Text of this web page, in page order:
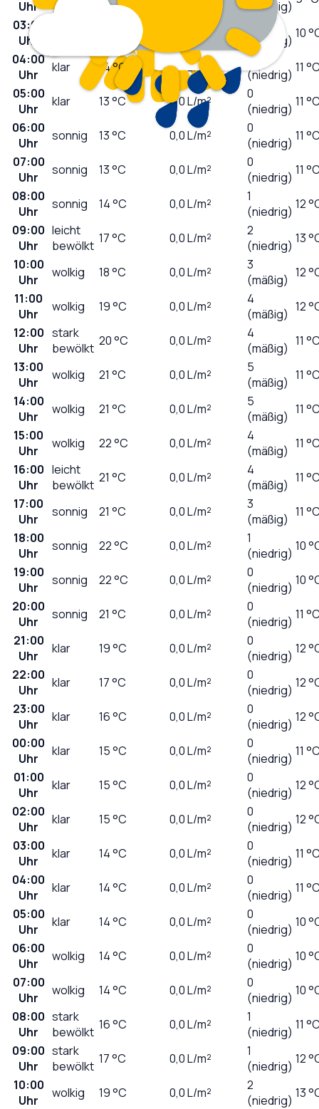
Uhr (niedrig)
03:00
Uhr
L/m²
(niedrig) 10
04:00
Uhr
klar 14°C 0,0L/m²
0
(niedrig) 11
05:00
Uhr
klar 13°C 0,0L/m²
0
(niedrig) 11
06:00
Uhr
sonnig 13°C 0,0L/m²
0
(niedrig) 11
07:00
Uhr
sonnig 13°C 0,0L/m²
0
(niedrig) 11
08:00
Uhr
sonnig 14°C 0,0L/m²
1
(niedrig) 12
09:00
Uhr
leicht
bewölkt 17°C 0,0L/m²
2
(niedrig) 13
10:00
Uhr
wolkig 18°C 0,0L/m²
3
(mäßig) 12
11:00
Uhr
wolkig 19°C 0,0L/m²
4
(mäßig) 12
12:00
Uhr
stark
bewölkt 20°C 0,0L/m²
4
(mäßig) 11
13:00
Uhr
wolkig 21 °C 0,0L/m²
5
(mäßig) 11
14:00
Uhr
wolkig 21 °C 0,0L/m²
5
(mäßig) 11
15:00
Uhr
wolkig 22°C 0,0L/m²
4
(mäßig) 11
16:00
Uhr
leicht
bewölkt 21 °C 0,0L/m²
4
(mäßig) 11
17:00
Uhr
sonnig 21 °C 0,0L/m²
3
(mäßig) 11
18:00
Uhr
sonnig 22°C 0,0L/m²
1
(niedrig) 10
19:00
Uhr
sonnig 22°C 0,0L/m²
0
(niedrig) 10
20:00
Uhr
sonnig 21 °C 0,0L/m²
0
(niedrig) 11
21:00
Uhr
klar 19°C 0,0L/m²
0
(niedrig) 12
22:00
Uhr
klar 17°C 0,0L/m²
0
(niedrig) 12
23:00
Uhr
klar 16°C 0,0L/m²
0
(niedrig) 12
00:00
Uhr
klar 15°C 0,0L/m²
0
(niedrig) 11
01:00
Uhr
klar 15°C 0,0L/m²
0
(niedrig) 12
02:00
Uhr
klar 15°C 0,0L/m²
0
(niedrig) 12
03:00
Uhr
klar 14°C 0,0L/m²
0
(niedrig) 11
04:00
Uhr
klar 14°C 0,0L/m²
0
(niedrig) 11
05:00
Uhr
klar 14°C 0,0L/m²
0
(niedrig) 10
06:00
Uhr
wolkig 14°C 0,0L/m²
0
(niedrig) 10
07:00
Uhr
wolkig 14°C 0,0L/m²
0
(niedrig) 10
08:00
Uhr
stark
bewölkt 16°C 0,0L/m²
1
(niedrig) 11
09:00
Uhr
stark
bewölkt 17°C 0,0L/m²
1
(niedrig) 12
10:00
Uhr
wolkig 19°C 0,0L/m²
2
(niedrig) 13